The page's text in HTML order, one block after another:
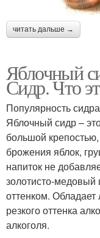
читать дальше →
Яблочный
Сидр. Что
Популярность
Яблочный сидр –
большой
брожения яблок,
напиток не
золотисто-медовый
оттенком.
резкого оттенка
алкоголя.